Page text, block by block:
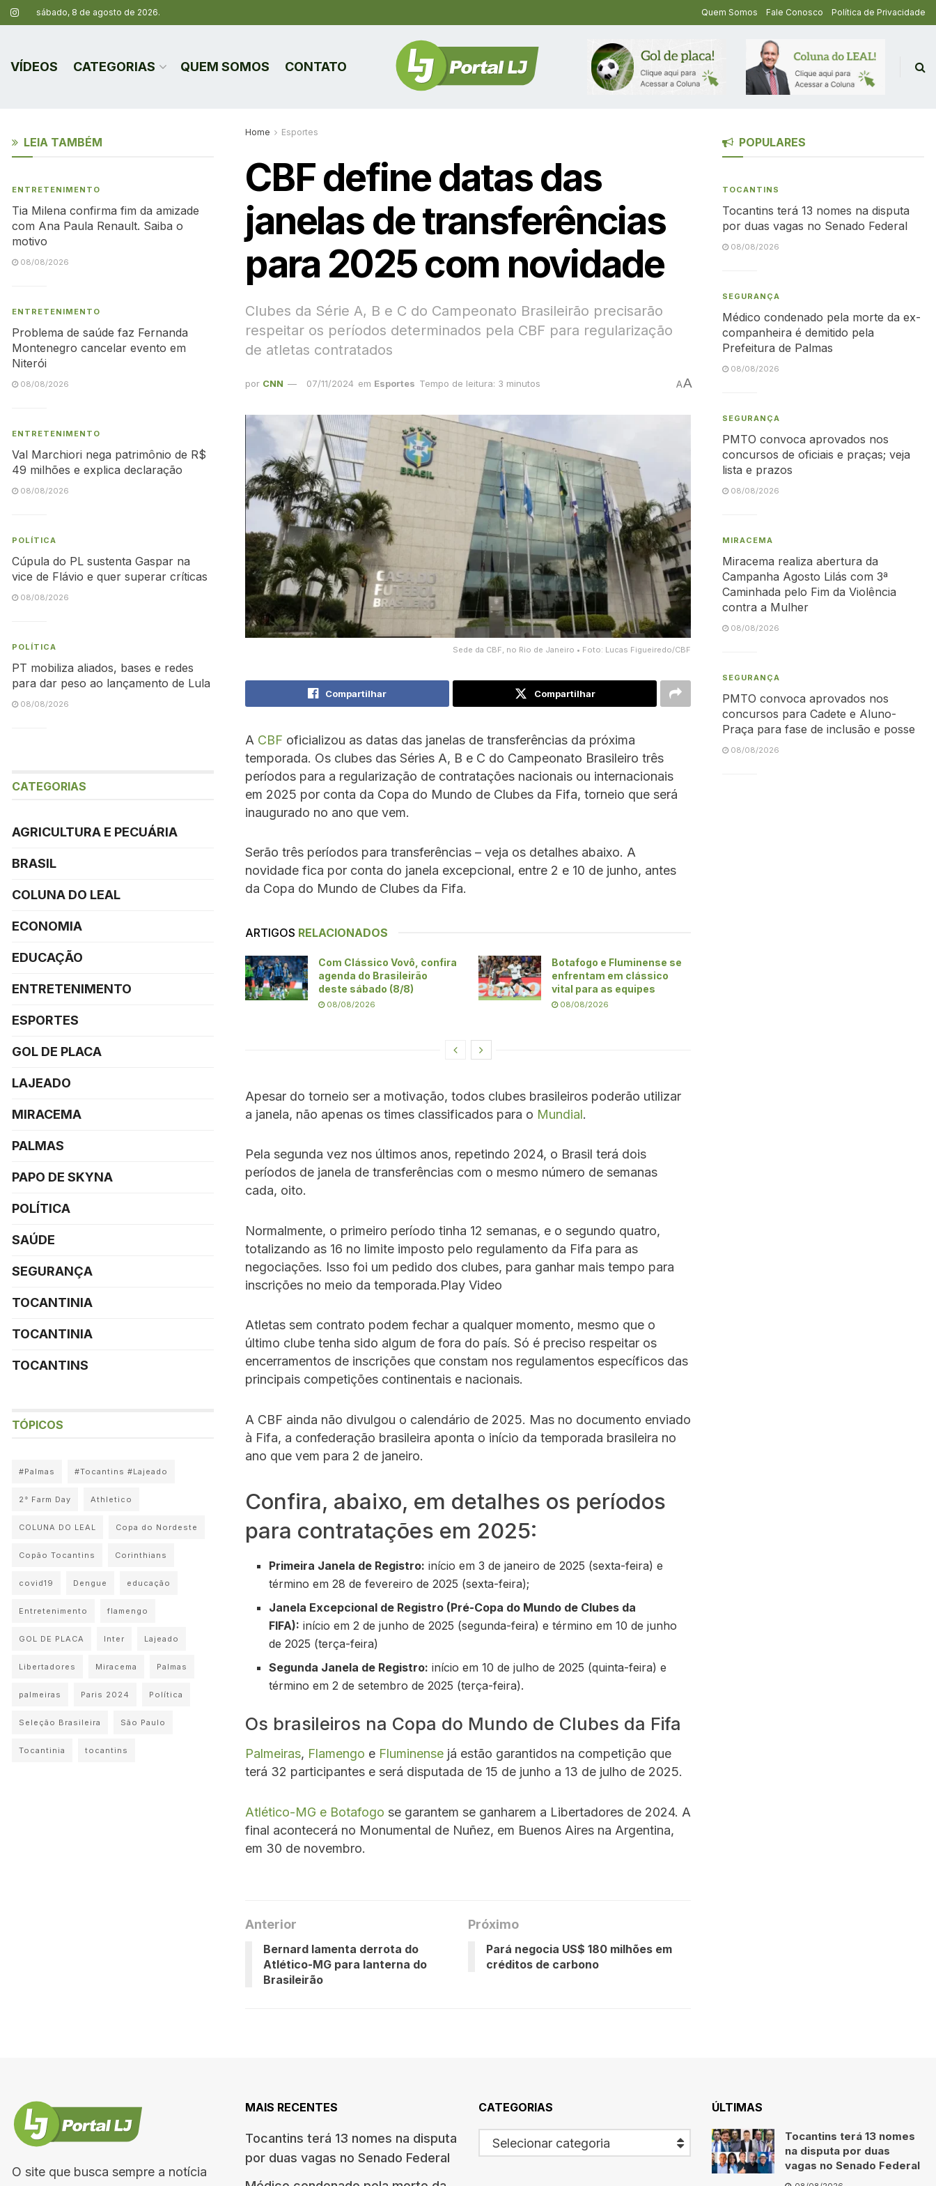
sábado, 8 de agosto de 2026. Quem Somos Fale Conosco Política de Privacidade
VÍDEOS CATEGORIAS QUEM SOMOS CONTATO
Home Esportes
CBF define datas das
janelas de transferências
para 2025 com novidade
Clubes da Série A, B e C do Campeonato Brasileirão precisarão
respeitar os períodos determinados pela CBF para regularização
de atletas contratados
por CNN 07/11/2024 em Esportes Tempo de leitura: 3 minutos AA
Sede da CBF, no Rio de Janeiro • Foto: Lucas Figueiredo/CBF
Compartilhar Compartilhar
A CBF oficializou as datas das janelas de transferências da próxima
temporada. Os clubes das Séries A, B e C do Campeonato Brasileiro três
períodos para a regularização de contratações nacionais ou internacionais
em 2025 por conta da Copa do Mundo de Clubes da Fifa, torneio que será
inaugurado no ano que vem.
Serão três períodos para transferências – veja os detalhes abaixo. A
novidade fica por conta do janela excepcional, entre 2 e 10 de junho, antes
da Copa do Mundo de Clubes da Fifa.
ARTIGOS RELACIONADOS
Com Clássico Vovô, confira
agenda do Brasileirão
deste sábado (8/8)
08/08/2026
Botafogo e Fluminense se
enfrentam em clássico
vital para as equipes
08/08/2026
Apesar do torneio ser a motivação, todos clubes brasileiros poderão utilizar
a janela, não apenas os times classificados para o Mundial.
Pela segunda vez nos últimos anos, repetindo 2024, o Brasil terá dois
períodos de janela de transferências com o mesmo número de semanas
cada, oito.
Normalmente, o primeiro período tinha 12 semanas, e o segundo quatro,
totalizando as 16 no limite imposto pelo regulamento da Fifa para as
negociações. Isso foi um pedido dos clubes, para ganhar mais tempo para
inscrições no meio da temporada.Play Video
Atletas sem contrato podem fechar a qualquer momento, mesmo que o
último clube tenha sido algum de fora do país. Só é preciso respeitar os
encerramentos de inscrições que constam nos regulamentos específicos das
principais competições continentais e nacionais.
A CBF ainda não divulgou o calendário de 2025. Mas no documento enviado
à Fifa, a confederação brasileira aponta o início da temporada brasileira no
ano que vem para 2 de janeiro.
Confira, abaixo, em detalhes os períodos
para contratações em 2025:
Primeira Janela de Registro: início em 3 de janeiro de 2025 (sexta-feira) e
término em 28 de fevereiro de 2025 (sexta-feira);
Janela Excepcional de Registro (Pré-Copa do Mundo de Clubes da
FIFA): início em 2 de junho de 2025 (segunda-feira) e término em 10 de junho
de 2025 (terça-feira)
Segunda Janela de Registro: início em 10 de julho de 2025 (quinta-feira) e
término em 2 de setembro de 2025 (terça-feira).
Os brasileiros na Copa do Mundo de Clubes da Fifa
Palmeiras, Flamengo e Fluminense já estão garantidos na competição que
terá 32 participantes e será disputada de 15 de junho a 13 de julho de 2025.
Atlético-MG e Botafogo se garantem se ganharem a Libertadores de 2024. A
final acontecerá no Monumental de Nuñez, em Buenos Aires na Argentina,
em 30 de novembro.
Anterior
Bernard lamenta derrota do
Atlético-MG para lanterna do
Brasileirão
Próximo
Pará negocia US$ 180 milhões em
créditos de carbono
LEIA TAMBÉM
ENTRETENIMENTO
Tia Milena confirma fim da amizade
com Ana Paula Renault. Saiba o
motivo
08/08/2026
ENTRETENIMENTO
Problema de saúde faz Fernanda
Montenegro cancelar evento em
Niterói
08/08/2026
ENTRETENIMENTO
Val Marchiori nega patrimônio de R$
49 milhões e explica declaração
08/08/2026
POLÍTICA
Cúpula do PL sustenta Gaspar na
vice de Flávio e quer superar críticas
08/08/2026
POLÍTICA
PT mobiliza aliados, bases e redes
para dar peso ao lançamento de Lula
08/08/2026
CATEGORIAS
AGRICULTURA E PECUÁRIA
BRASIL
COLUNA DO LEAL
ECONOMIA
EDUCAÇÃO
ENTRETENIMENTO
ESPORTES
GOL DE PLACA
LAJEADO
MIRACEMA
PALMAS
PAPO DE SKYNA
POLÍTICA
SAÚDE
SEGURANÇA
TOCANTINIA
TOCANTINIA
TOCANTINS
TÓPICOS
#Palmas #Tocantins #Lajeado
2° Farm Day Athletico
COLUNA DO LEAL Copa do Nordeste
Copão Tocantins Corinthians
covid19 Dengue educação
Entretenimento flamengo
GOL DE PLACA Inter Lajeado
Libertadores Miracema Palmas
palmeiras Paris 2024 Política
Seleção Brasileira São Paulo
Tocantinia tocantins
POPULARES
TOCANTINS
Tocantins terá 13 nomes na disputa
por duas vagas no Senado Federal
08/08/2026
SEGURANÇA
Médico condenado pela morte da ex-
companheira é demitido pela
Prefeitura de Palmas
08/08/2026
SEGURANÇA
PMTO convoca aprovados nos
concursos de oficiais e praças; veja
lista e prazos
08/08/2026
MIRACEMA
Miracema realiza abertura da
Campanha Agosto Lilás com 3ª
Caminhada pelo Fim da Violência
contra a Mulher
08/08/2026
SEGURANÇA
PMTO convoca aprovados nos
concursos para Cadete e Aluno-
Praça para fase de inclusão e posse
08/08/2026
O site que busca sempre a notícia
MAIS RECENTES
Tocantins terá 13 nomes na disputa
por duas vagas no Senado Federal
CATEGORIAS
Selecionar categoria
ÚLTIMAS
Tocantins terá 13 nomes
na disputa por duas
vagas no Senado Federal